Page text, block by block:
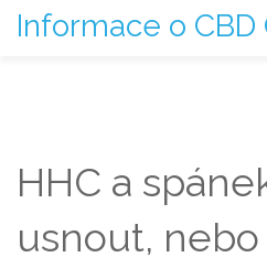
Informace o CBD
HHC a
usnout,